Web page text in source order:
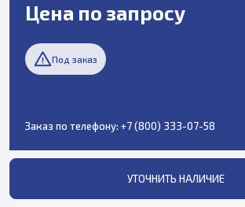
Цена по запросу
Под заказ
Заказ по телефону: +7 (800) 333-07-58
УТОЧНИТЬ НАЛИЧИЕ